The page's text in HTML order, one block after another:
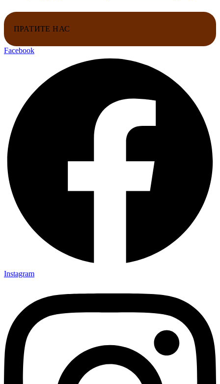
ПРАТИТЕ НАС
Facebook
Instagram